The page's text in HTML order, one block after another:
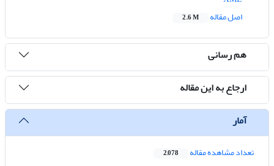
اصل مقاله
2.6 M
هم رسانی
ارجاع به این مقاله
آمار
تعداد مشاهده مقاله 2,078